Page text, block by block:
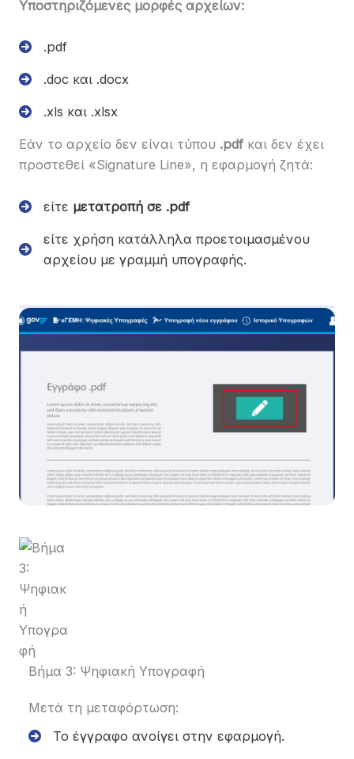
Υποστηριζόμενες μορφές αρχείων:
.pdf
.doc και .docx
.xls και .xlsx
Εάν το αρχείο δεν είναι τύπου .pdf και δεν έχει
προστεθεί «Signature Line», η εφαρμογή ζητά:
είτε μετατροπή σε .pdf
είτε χρήση κατάλληλα προετοιμασμένου
αρχείου με γραμμή υπογραφής.
Βήμα 3: Ψηφιακή Υπογραφή
Μετά τη μεταφόρτωση:
Το έγγραφο ανοίγει στην εφαρμογή.